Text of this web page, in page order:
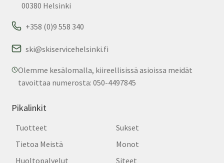
00380 Helsinki
+358 (0)9 558 340
ski@skiservicehelsinki.fi
Olemme kesälomalla, kiireellisissä asioissa meidät
tavoittaa numerosta: 050-4497845
Pikalinkit
Tuotteet
Tietoa Meistä
Huoltopalvelut
Sukset
Monot
Siteet